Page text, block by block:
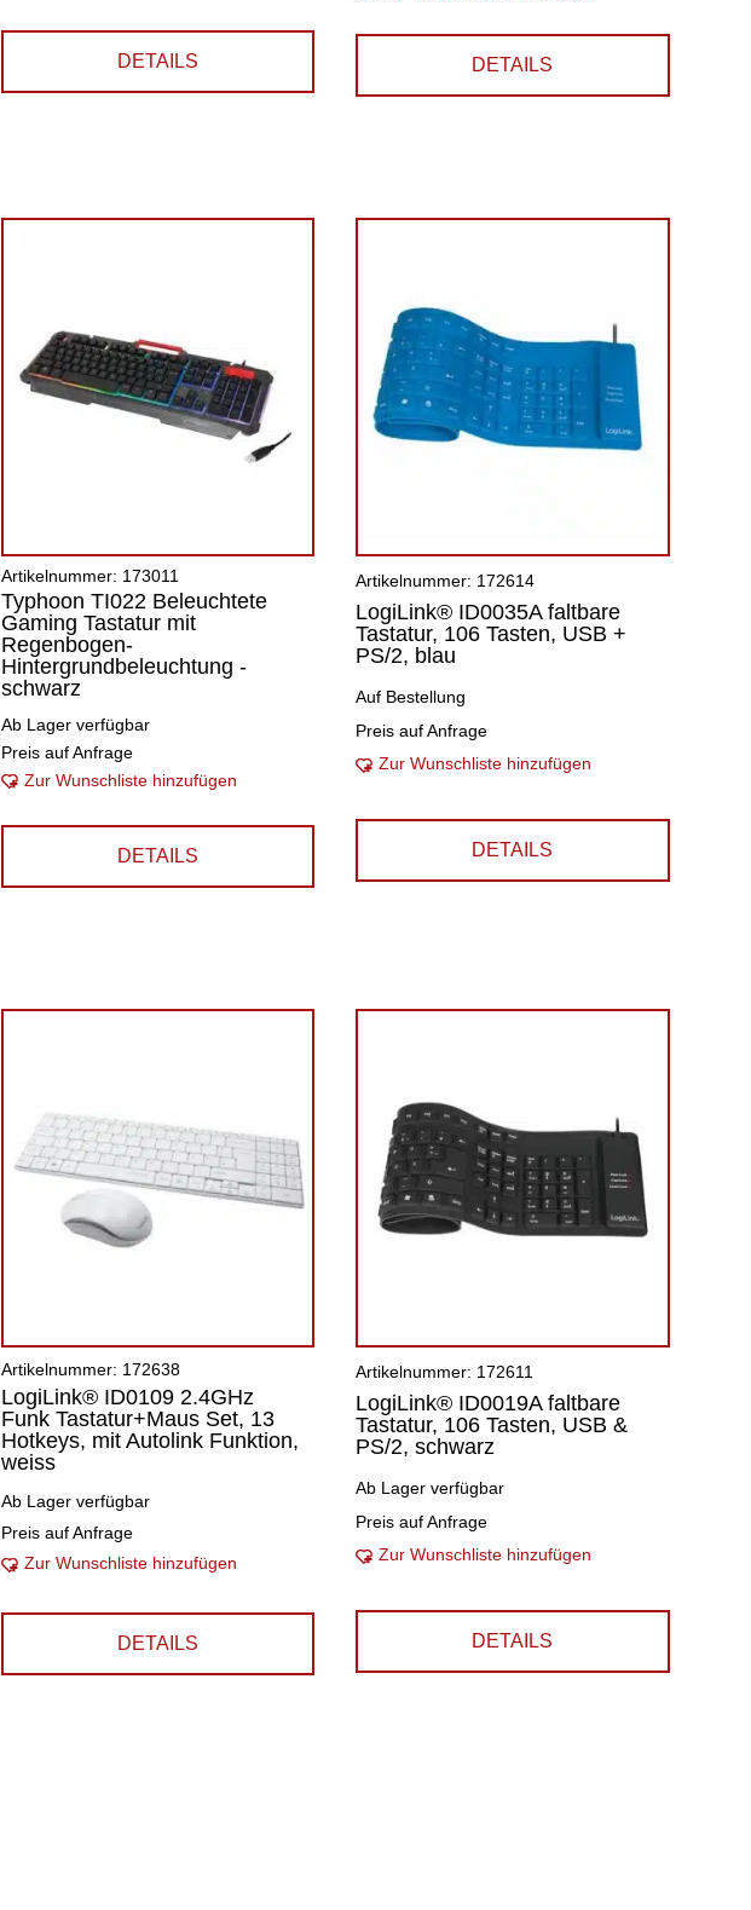
DETAILS DETAILS
Artikelnummer: 173011
Typhoon TI022 Beleuchtete
Gaming Tastatur mit
Regenbogen-
Hintergrundbeleuchtung -
schwarz
Ab Lager verfügbar
Preis auf Anfrage
Zur Wunschliste hinzufügen
DETAILS
Artikelnummer: 172614
LogiLink® ID0035A faltbare
Tastatur, 106 Tasten, USB +
PS/2, blau
Auf Bestellung
Preis auf Anfrage
Zur Wunschliste hinzufügen
DETAILS
Artikelnummer: 172638
LogiLink® ID0109 2.4GHz
Funk Tastatur+Maus Set, 13
Hotkeys, mit Autolink Funktion,
weiss
Ab Lager verfügbar
Preis auf Anfrage
Zur Wunschliste hinzufügen
DETAILS
Artikelnummer: 172611
LogiLink® ID0019A faltbare
Tastatur, 106 Tasten, USB &
PS/2, schwarz
Ab Lager verfügbar
Preis auf Anfrage
Zur Wunschliste hinzufügen
DETAILS